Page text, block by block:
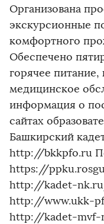
Организована
экскурсионные
комфортного
Обеспечено
горячее питание,
медицинское
информация о
сайтах
Башкирский
http://bkkpfo.ru
https://
http://kadet-
http://www.ukk-
http://kadet-mvf-